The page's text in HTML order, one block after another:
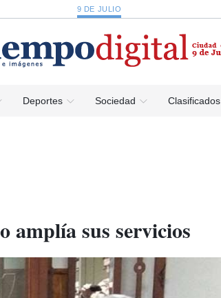
9 DE JULIO
Deportes Sociedad Clasificados
amplía sus servicios